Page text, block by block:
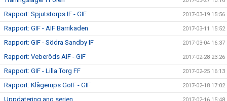
Rapport: Spjutstorps IF - GIF 2017-03-19 15:56
Rapport: GIF - AIF Barrikaden 2017-03-11 15:52
Rapport: GIF - Södra Sandby IF 2017-03-04 16:37
Rapport: Veberöds AIF - GIF 2017-02-28 23:26
Rapport: GIF - Lilla Torg FF 2017-02-25 16:13
Rapport: Klågerups GoIF - GIF 2017-02-18 17:02
Uppdatering ang serien